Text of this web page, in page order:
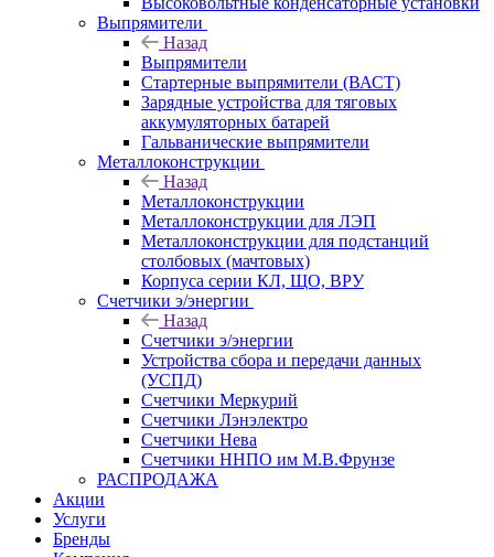
Выпрямители
Назад
Выпрямители
Стартерные выпрямители (ВАСТ)
Зарядные устройства для тяговых
аккумуляторных батарей
Гальванические выпрямители
Металлоконструкции
Назад
Металлоконструкции
Металлоконструкции для ЛЭП
Металлоконструкции для подстанций
столбовых (мачтовых)
Корпуса серии КЛ, ЩО, ВРУ
Счетчики э/энергии
Назад
Счетчики э/энергии
Устройства сбора и передачи данных
(УСПД)
Счетчики Меркурий
Счетчики Лэнэлектро
Счетчики Нева
Счетчики ННПО им М.В.Фрунзе
РАСПРОДАЖА
Акции
Услуги
Бренды